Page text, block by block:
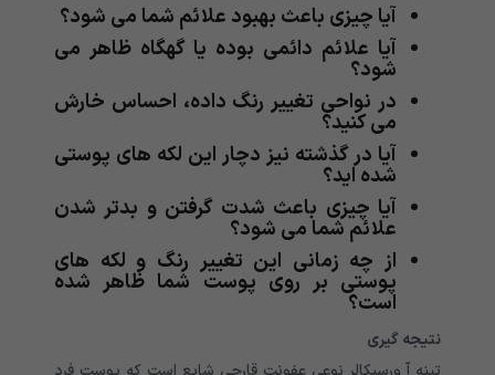
آیا چیزی باعث بهبود علائم شما می شود؟
آیا علائم دائمی بوده یا گهگاه ظاهر می
شود؟
در نواحی تغییر رنگ داده، احساس خارش
می کنید؟
آیا در گذشته نیز دچار این لکه های پوستی
شده اید؟
آیا چیزی باعث شدت گرفتن و بدتر شدن
علائم شما می شود؟
از چه زمانی این تغییر رنگ و لکه های
پوستی بر روی پوست شما ظاهر شده
است؟
نتیجه گیری